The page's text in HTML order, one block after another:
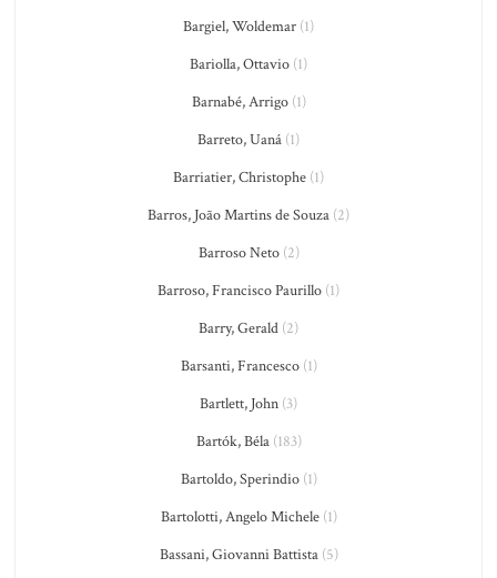
Bargiel, Woldemar (1)
Bariolla, Ottavio (1)
Barnabé, Arrigo(1)
Barreto, Uaná (1)
Barriatier, Christophe (1)
Barros, João Martins de Souza (2)
Barroso Neto(2)
Barroso, Francisco Paurillo (1)
Barry, Gerald (2)
Barsanti, Francesco(1)
Bartlett, John (3)
Bartók, Béla(183)
Bartoldo, Sperindio(1)
Bartolotti, Angelo Michele(1)
Bassani, Giovanni Battista(5)